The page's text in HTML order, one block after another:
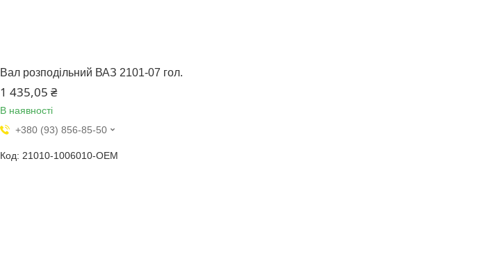
Вал розподільний ВАЗ 2101-07 гол.
1 435,05 ₴
В наявності
+380 (93) 856-85-50
21010-1006010-OEM